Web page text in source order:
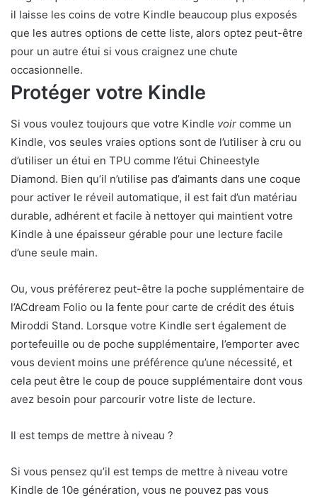
il laisse les coins de votre Kindle beaucoup plus exposés
que les autres options de cette liste, alors optez peut-être
pour un autre étui si vous craignez une chute
occasionnelle.
Protéger votre Kindle
Si vous voulez toujours que votre Kindle voir comme un
Kindle, vos seules vraies options sont de l’utiliser à cru ou
d’utiliser un étui en TPU comme l’étui Chineestyle
Diamond. Bien qu’il n’utilise pas d’aimants dans une coque
pour activer le réveil automatique, il est fait d’un matériau
durable, adhérent et facile à nettoyer qui maintient votre
Kindle à une épaisseur gérable pour une lecture facile
d’une seule main.
Ou, vous préférerez peut-être la poche supplémentaire de
l’ACdream Folio ou la fente pour carte de crédit des étuis
Miroddi Stand. Lorsque votre Kindle sert également de
portefeuille ou de poche supplémentaire, l’emporter avec
vous devient moins une préférence qu’une nécessité, et
cela peut être le coup de pouce supplémentaire dont vous
avez besoin pour parcourir votre liste de lecture.
Il est temps de mettre à niveau ?
Si vous pensez qu’il est temps de mettre à niveau votre
Kindle de 10e génération, vous ne pouvez pas vous